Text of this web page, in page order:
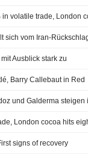
sich vom Iran-
Ausblick stark zu
Barry Callebaut in Red
und Galderma steigen
London cocoa hits
signs of recovery